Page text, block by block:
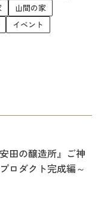
山間の家
イベント
田の醸造所』ご神
ロダクト完成編～